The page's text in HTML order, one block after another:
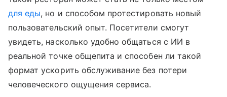
для еды, но и способом протестировать новый
пользовательский опыт. Посетители смогут
увидеть, насколько удобно общаться с ИИ в
реальной точке общепита и способен ли такой
формат ускорить обслуживание без потери
человеческого ощущения сервиса.